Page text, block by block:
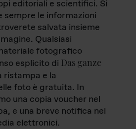
editoriali e scientifici. Si
sempre le informazioni
salvata insieme
Qualsiasi
fotografico
esplicito di Das ganze
ristampa e la
foto è gratuita. In
una copia voucher nel
e una breve notifica nel
elettronici.